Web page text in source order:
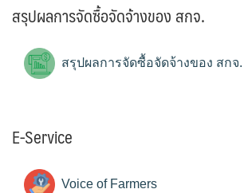
สรุปผลการจัดซื้อจัดจ้างของ สกจ.
สรุปผลการจัดซื้อจัดจ้างของ สกจ.
E-Service
Voice of Farmers